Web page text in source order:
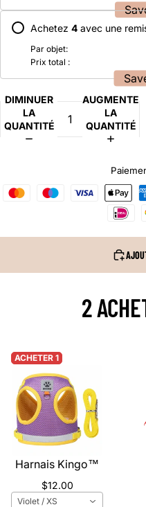
Achetez 4 avec une
Par objet:
Prix total :
DIMINUER
LA
QUANTITÉ
AUGMENTER
LA
QUANTITÉ
2
ACHETER 1
Harnais Kingo™️
$12.00
Violet / XS